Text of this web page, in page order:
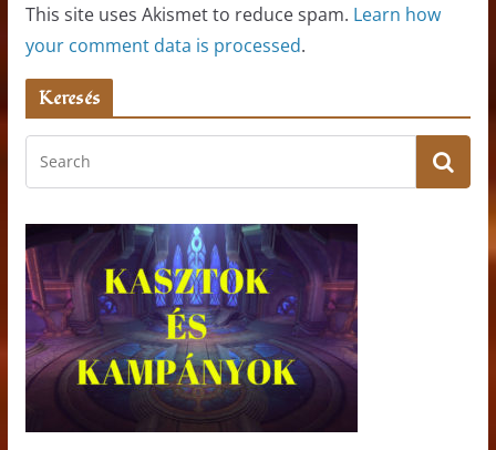
This site uses Akismet to reduce spam. Learn how
your comment data is processed.
Keresés